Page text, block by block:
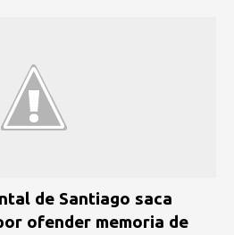
de Santiago saca
ofender memoria de